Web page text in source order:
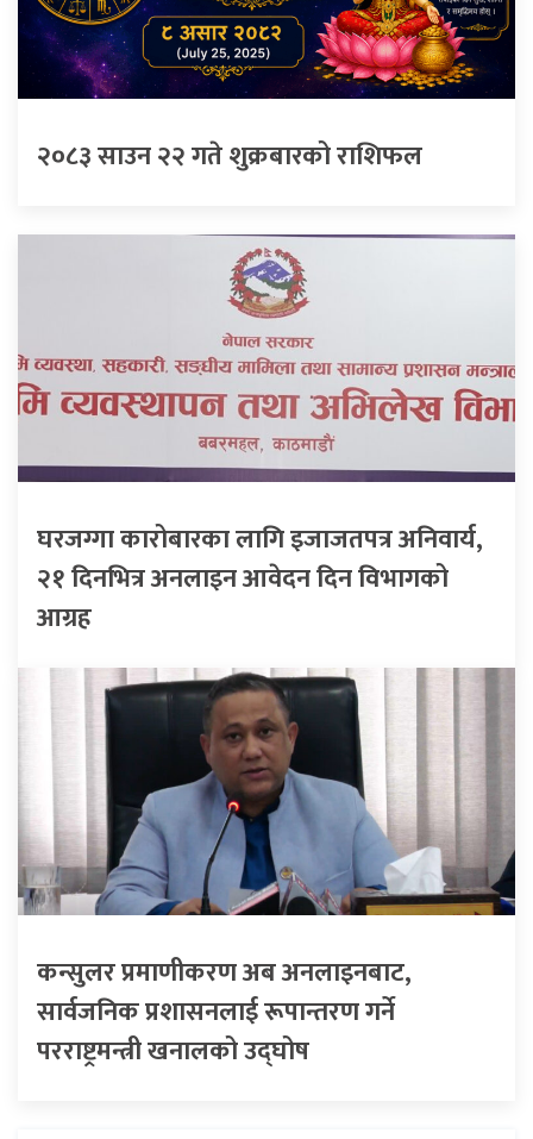
२०८३ साउन २२ गते शुक्रबारको राशिफल
घरजग्गा कारोबारका लागि इजाजतपत्र अनिवार्य,
२१ दिनभित्र अनलाइन आवेदन दिन विभागको
आग्रह
कन्सुलर प्रमाणीकरण अब अनलाइनबाट,
सार्वजनिक प्रशासनलाई रूपान्तरण गर्ने
परराष्ट्रमन्त्री खनालको उद्घोष